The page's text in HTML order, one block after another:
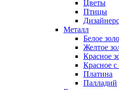
Цветы
Птицы
Металл
Белое
Желтое
Красное
Красное
Платина
Палладий